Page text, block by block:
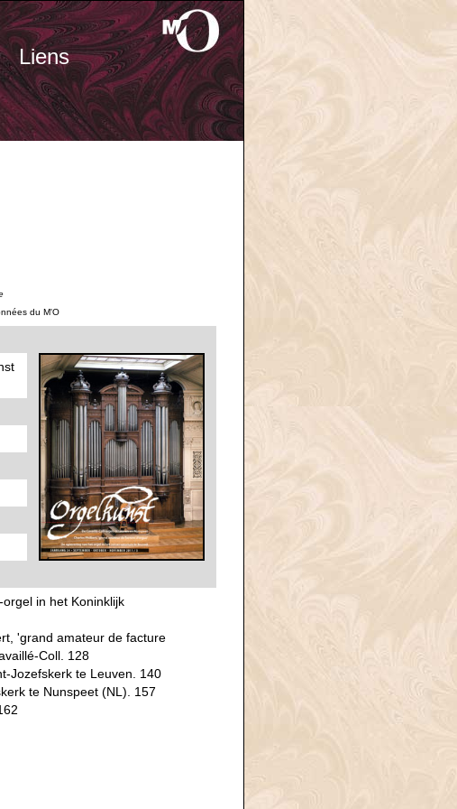
Liens
du M'O
in het Koninklijk
'grand amateur de facture
Coll. 128
Jozefskerk te Leuven. 140
te Nunspeet (NL). 157